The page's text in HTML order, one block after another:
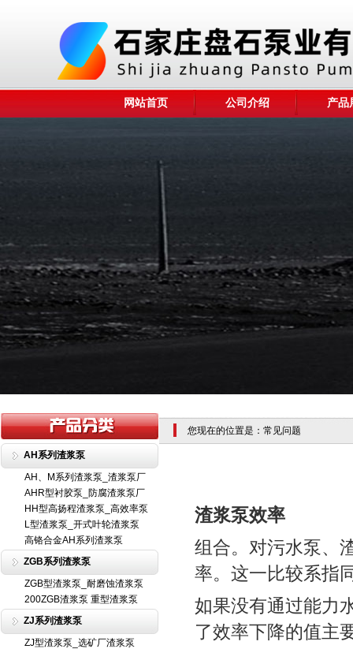
网站首页 公司介绍 产品
AH系列渣浆泵
AH、M系列渣浆泵_渣浆泵厂
AHR型衬胶泵_防腐渣浆泵厂
HH型高扬程渣浆泵_高效率泵
L型渣浆泵_开式叶轮渣浆泵
高铬合金AH系列渣浆泵
ZGB系列渣浆泵
ZGB型渣浆泵_耐磨蚀渣浆泵
200ZGB渣浆泵 重型渣浆泵
ZJ系列渣浆泵
ZJ型渣浆泵_选矿厂渣浆泵
您现在的位置是：常见问题
渣浆泵效率
组合。对污水泵、
率。这一比较系指
如果没有通过能力
了效率下降的值主